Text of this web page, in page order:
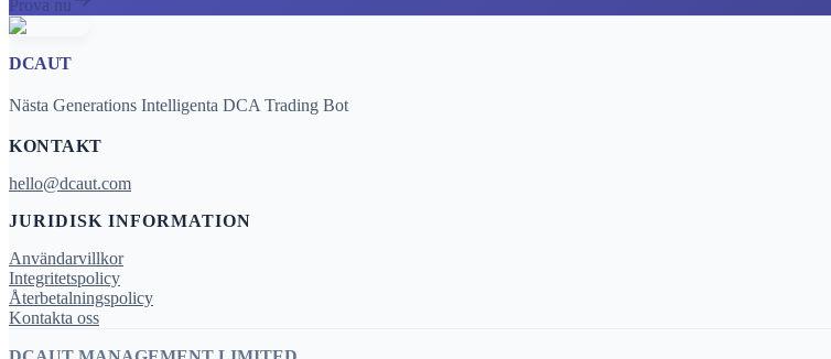
Prova nu
DCAUT
Nästa Generations Intelligenta DCA Trading Bot
KONTAKT
hello@dcaut.com
JURIDISK INFORMATION
Användarvillkor
Integritetspolicy
Återbetalningspolicy
Kontakta oss